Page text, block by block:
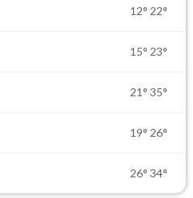
12° 22°
15° 23°
21° 35°
19° 26°
26° 34°